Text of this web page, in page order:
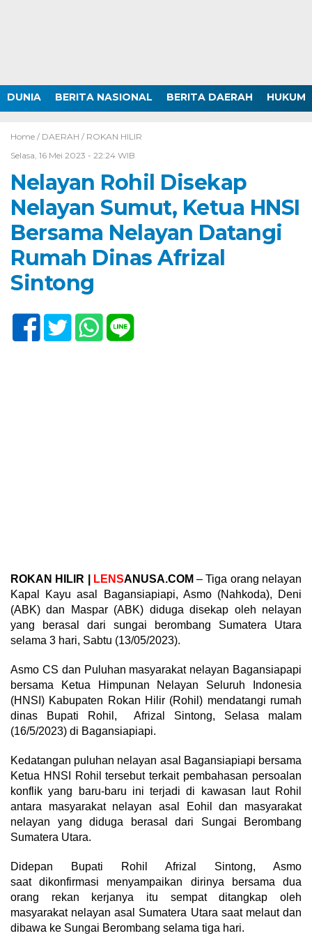
DUNIA BERITA NASIONAL BERITA DAERAH HUKUM
Home / DAERAH / ROKAN HILIR
Selasa, 16 Mei 2023 - 22:24 WIB
Nelayan Rohil Disekap
Nelayan Sumut, Ketua HNSI
Bersama Nelayan Datangi
Rumah Dinas Afrizal
Sintong
ROKAN HILIR | LENSANUSA.COM – Tiga orang nelayan
Kapal Kayu asal Bagansiapiapi, Asmo (Nahkoda), Deni
(ABK) dan Maspar (ABK) diduga disekap oleh nelayan
yang berasal dari sungai berombang Sumatera Utara
selama 3 hari, Sabtu (13/05/2023).
Asmo CS dan Puluhan masyarakat nelayan Bagansiapapi
bersama Ketua Himpunan Nelayan Seluruh Indonesia
(HNSI) Kabupaten Rokan Hilir (Rohil) mendatangi rumah
dinas Bupati Rohil, Afrizal Sintong, Selasa malam
(16/5/2023) di Bagansiapiapi.
Kedatangan puluhan nelayan asal Bagansiapiapi bersama
Ketua HNSI Rohil tersebut terkait pembahasan persoalan
konflik yang baru-baru ini terjadi di kawasan laut Rohil
antara masyarakat nelayan asal Eohil dan masyarakat
nelayan yang diduga berasal dari Sungai Berombang
Sumatera Utara.
Didepan Bupati Rohil Afrizal Sintong, Asmo
saat dikonfirmasi menyampaikan dirinya bersama dua
orang rekan kerjanya itu sempat ditangkap oleh
masyarakat nelayan asal Sumatera Utara saat melaut dan
dibawa ke Sungai Berombang selama tiga hari.